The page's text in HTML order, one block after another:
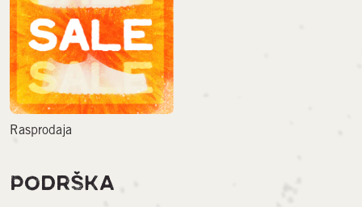
Rasprodaja
PODRŠKA